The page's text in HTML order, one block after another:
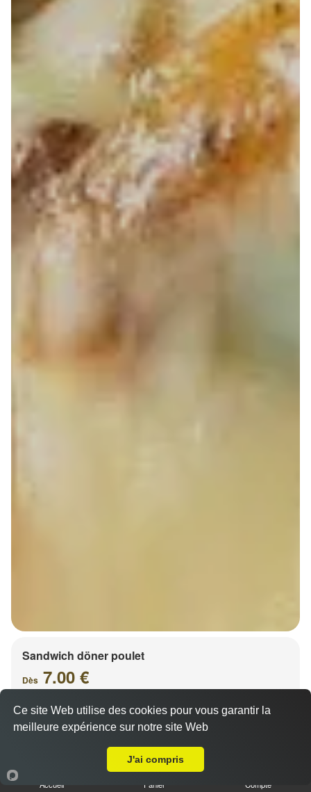
Sandwich döner poulet
Dès 7.00 €
Accueil Panier Compte
Ce site Web utilise des cookies pour vous garantir la
meilleure expérience sur notre site Web
J'ai compris